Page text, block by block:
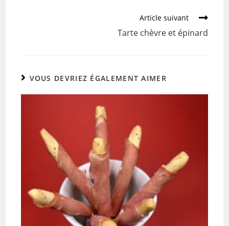
Article suivant
Tarte chèvre et épinard
VOUS DEVRIEZ ÉGALEMENT AIMER